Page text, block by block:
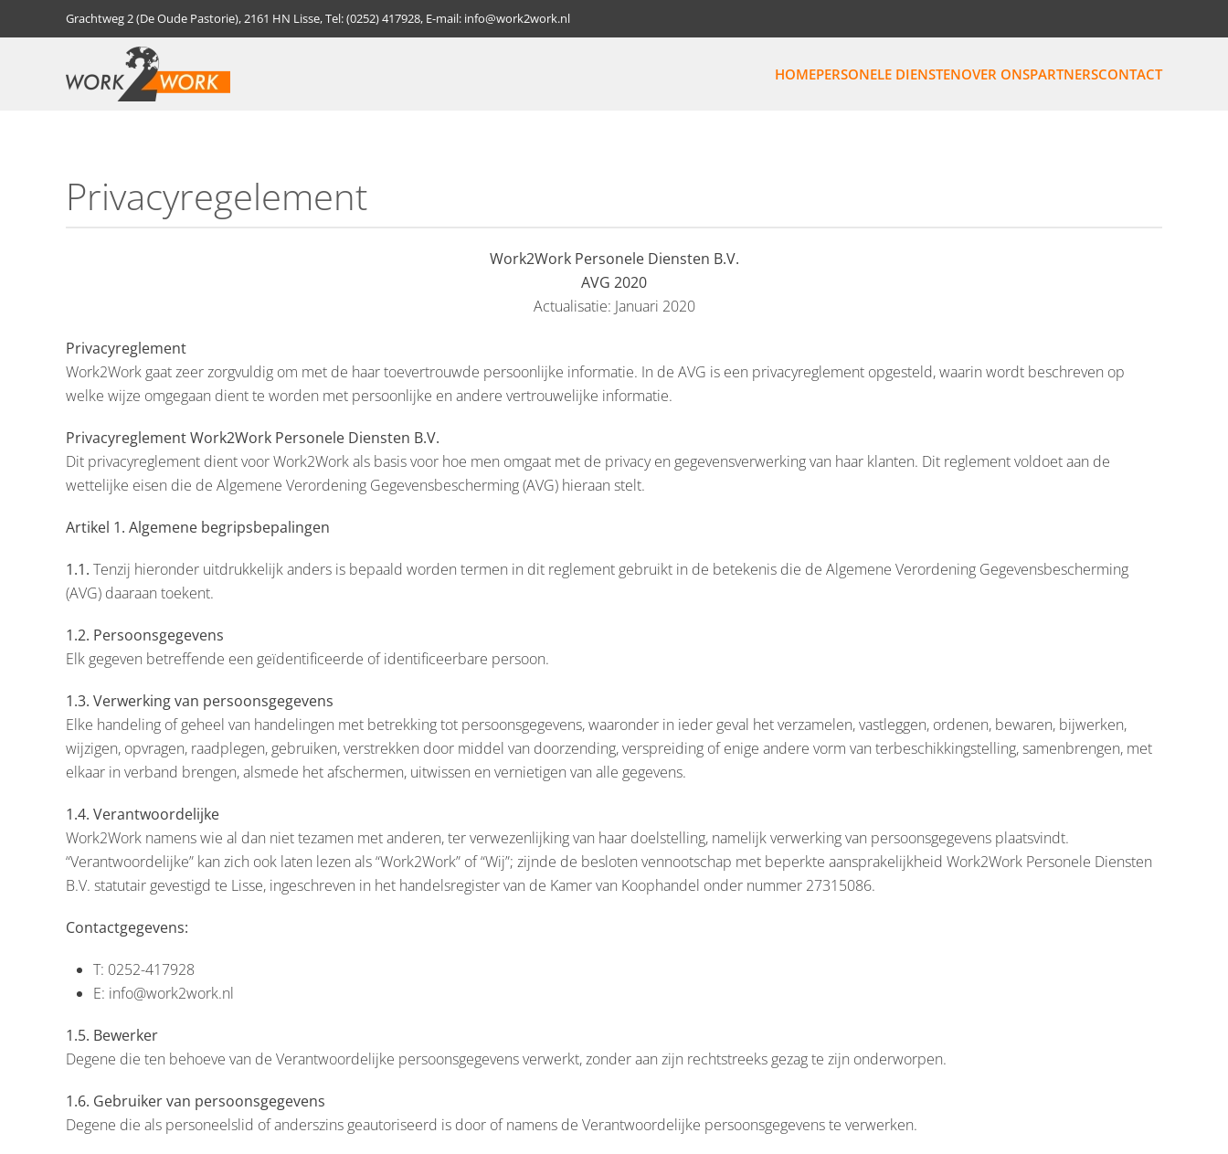
Skip to main content
Grachtweg 2 (De Oude Pastorie), 2161 HN Lisse, Tel: (0252) 417928, E-mail: info@work2work.nl
HOMEPERSONELE DIENSTENOVER ONSPARTNERSCONTACT
Privacyregelement
Work2Work Personele Diensten B.V.
AVG 2020
Actualisatie: Januari 2020
Privacyreglement
Work2Work gaat zeer zorgvuldig om met de haar toevertrouwde persoonlijke informatie. In de AVG is een privacyreglement opgesteld, waarin wordt beschreven op
welke wijze omgegaan dient te worden met persoonlijke en andere vertrouwelijke informatie.
Privacyreglement Work2Work Personele Diensten B.V.
Dit privacyreglement dient voor Work2Work als basis voor hoe men omgaat met de privacy en gegevensverwerking van haar klanten. Dit reglement voldoet aan de
wettelijke eisen die de Algemene Verordening Gegevensbescherming (AVG) hieraan stelt.
Artikel 1. Algemene begripsbepalingen
1.1. Tenzij hieronder uitdrukkelijk anders is bepaald worden termen in dit reglement gebruikt in de betekenis die de Algemene Verordening Gegevensbescherming
(AVG) daaraan toekent.
1.2. Persoonsgegevens
Elk gegeven betreffende een geïdentificeerde of identificeerbare persoon.
1.3. Verwerking van persoonsgegevens
Elke handeling of geheel van handelingen met betrekking tot persoonsgegevens, waaronder in ieder geval het verzamelen, vastleggen, ordenen, bewaren, bijwerken,
wijzigen, opvragen, raadplegen, gebruiken, verstrekken door middel van doorzending, verspreiding of enige andere vorm van terbeschikkingstelling, samenbrengen, met
elkaar in verband brengen, alsmede het afschermen, uitwissen en vernietigen van alle gegevens.
1.4. Verantwoordelijke
Work2Work namens wie al dan niet tezamen met anderen, ter verwezenlijking van haar doelstelling, namelijk verwerking van persoonsgegevens plaatsvindt.
“Verantwoordelijke” kan zich ook laten lezen als “Work2Work” of “Wij”; zijnde de besloten vennootschap met beperkte aansprakelijkheid Work2Work Personele Diensten
B.V. statutair gevestigd te Lisse, ingeschreven in het handelsregister van de Kamer van Koophandel onder nummer 27315086.
Contactgegevens:
T: 0252-417928
E: info@work2work.nl
1.5. Bewerker
Degene die ten behoeve van de Verantwoordelijke persoonsgegevens verwerkt, zonder aan zijn rechtstreeks gezag te zijn onderworpen.
1.6. Gebruiker van persoonsgegevens
Degene die als personeelslid of anderszins geautoriseerd is door of namens de Verantwoordelijke persoonsgegevens te verwerken.